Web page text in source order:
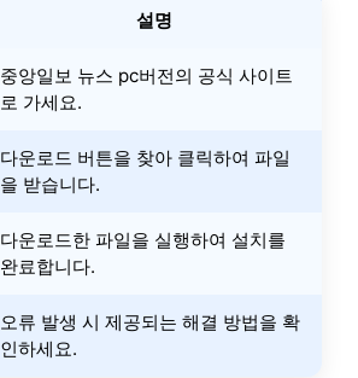
설명
중앙일보 뉴스 pc버전의 공식 사이트
로 가세요.
다운로드 버튼을 찾아 클릭하여 파일
을 받습니다.
다운로드한 파일을 실행하여 설치를
완료합니다.
오류 발생 시 제공되는 해결 방법을 확
인하세요.